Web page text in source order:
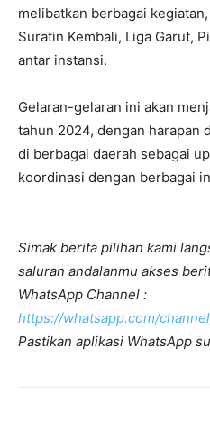
melibatkan berbagai
Suratin Kembali, Liga Garut,
antar instansi.
Gelaran-gelaran ini akan
tahun 2024, dengan harapan
di berbagai daerah sebagai
koordinasi dengan berbagai
Simak berita pilihan kami
saluran andalanmu akses
WhatsApp Channel :
https://whatsapp.com/
Pastikan aplikasi WhatsApp